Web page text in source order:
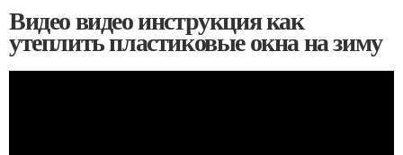
Видео видео инструкция как
утеплить пластиковые окна на зиму